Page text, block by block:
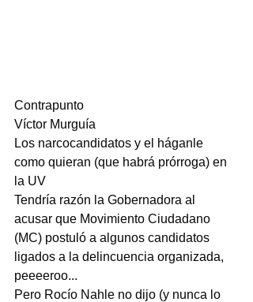
Contrapunto
Víctor Murguía
Los narcocandidatos y el háganle
como quieran (que habrá prórroga) en
la UV
Tendría razón la Gobernadora al
acusar que Movimiento Ciudadano
(MC) postuló a algunos candidatos
ligados a la delincuencia organizada,
peeeeroo...
Pero Rocío Nahle no dijo (y nunca lo